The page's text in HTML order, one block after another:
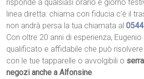
risponde a qualsiasi orario e giorno
linea diretta: chiama con fiducia c’è il
non andrà persa la tua chiamata al
Con oltre 20 anni di esperienza,
qualificato e affidabile che può
con le tue tapparelle o avvolgibili o
negozi anche a Alfonsine.